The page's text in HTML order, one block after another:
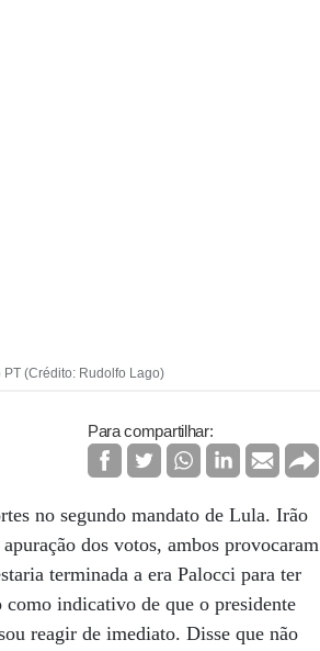
(Crédito: Rudolfo Lago)
Para compartilhar:
no segundo mandato de Lula. Irão
dos votos, ambos provocaram
terminada a era Palocci para ter
indicativo de que o presidente
reagir de imediato. Disse que não